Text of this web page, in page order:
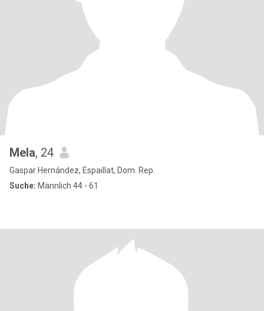
Mela, 24
Gaspar Hernández, Espaillat, Dom. Rep.
Suche: Männlich 44 - 61